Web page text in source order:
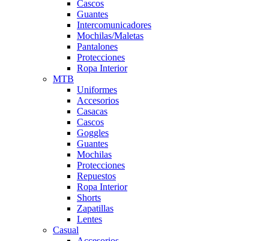
Cascos
Guantes
Intercomunicadores
Mochilas/Maletas
Pantalones
Protecciones
Ropa Interior
MTB
Uniformes
Accesorios
Casacas
Cascos
Goggles
Guantes
Mochilas
Protecciones
Repuestos
Ropa Interior
Shorts
Zapatillas
Lentes
Casual